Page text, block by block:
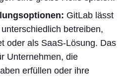
GitLab lässt
betreiben,
oder als SaaS-Lösung. Das
Unternehmen, die
erfüllen oder ihre